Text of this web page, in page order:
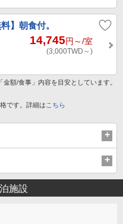
】朝食付。
14,745円～/室
(3,000TWD～)
額/食事」内容を目安としています。
です。詳細は こちら
施設